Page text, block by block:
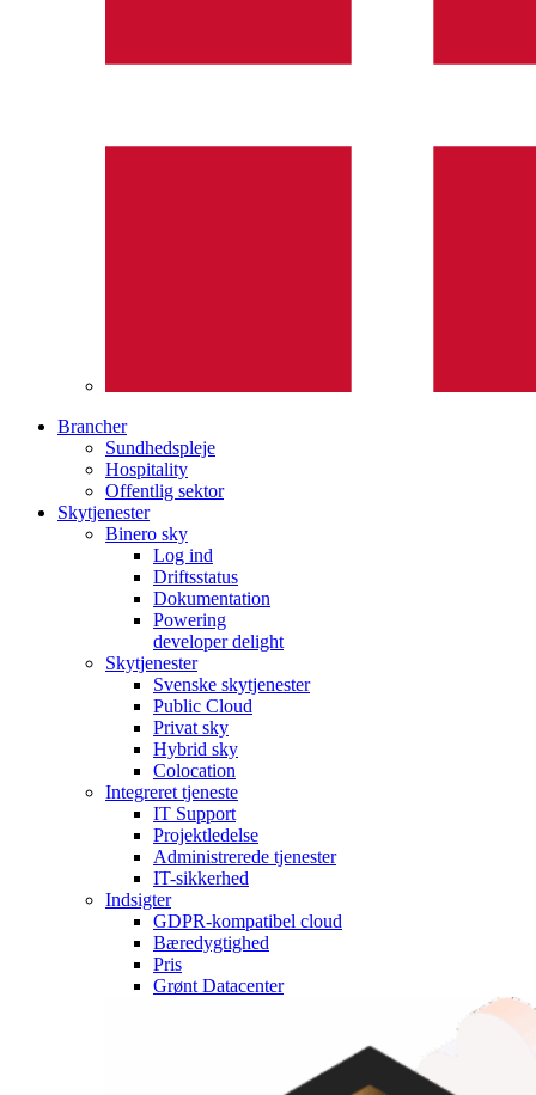
Brancher
Sundhedspleje
Hospitality
Offentlig sektor
Skytjenester
Binero sky
Log ind
Driftsstatus
Dokumentation
Powering
developer delight
Skytjenester
Svenske skytjenester
Public Cloud
Privat sky
Hybrid sky
Colocation
Integreret tjeneste
IT Support
Projektledelse
Administrerede tjenester
IT-sikkerhed
Indsigter
GDPR-kompatibel cloud
Bæredygtighed
Pris
Grønt Datacenter